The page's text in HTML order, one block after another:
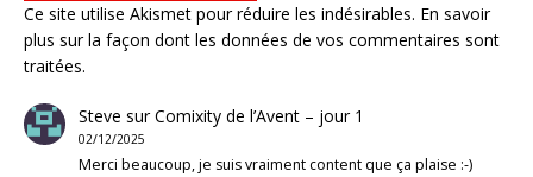
Ce site utilise Akismet pour réduire les indésirables. En savoir
plus sur la façon dont les données de vos commentaires sont
traitées.
Steve surComixity de l’Avent – jour 1
02/12/2025
Merci beaucoup, je suis vraiment content que ça plaise :-)